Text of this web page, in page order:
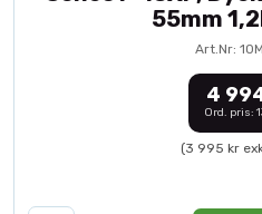
55mm
Art.Nr:
4
Ord. pris:
(3 995 kr